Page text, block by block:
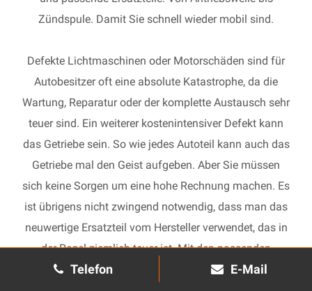
Telefon E-Mail
Zündspule. Damit Sie schnell wieder mobil sind.
Defekte Lichtmaschinen oder Motorschäden sind für
Autobesitzer oft eine absolute Katastrophe, da die
Wartung, Reparatur oder der komplette Austausch sehr
teuer sind. Ein weiterer kostenintensiver Defekt kann
das Getriebe sein. So wie jedes Autoteil kann auch das
Getriebe mal den Geist aufgeben. Aber Sie müssen
sich keine Sorgen um eine hohe Rechnung machen. Es
ist übrigens nicht zwingend notwendig, dass man das
neuwertige Ersatzteil vom Hersteller verwendet, das in
der Regel ziemlich teuer ist. Mit den passenden
Ersatzteilen kann jedes gebrauchte Getriebe schnell